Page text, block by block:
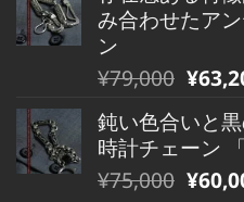
し
た。
で
す。
格
は
¥480,000
で
し
た。
価
は
で
す。
み合わせたア
ン
元
価
格
は
¥79,000 現
の
価
格
¥
鈍い色合いと
時計チェーン
元
¥75,000 現
¥